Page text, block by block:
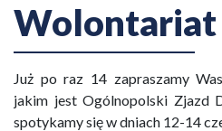
Wolontariat
Już po raz 14 zapraszamy
jakim jest Ogólnopolski Zjazd
spotykamy się w dniach 12-14